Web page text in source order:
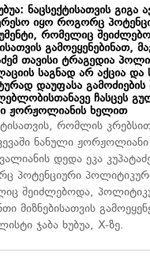
ნაცსექტისათვის გიგა
იყო როგორც
რომელიც
გამოეყენებინათ,
თავისი ტრაგედია
საგნად არ აქცია
დაუფასა
ჩასცეს
ჟორჟოლიანის ხელით
რომლის
ნანული
დედა ეკა
პოტენციური
შეიძლებოდა,
მიზნებისათვის
ჯაბა ხუბუა, X-ზე.